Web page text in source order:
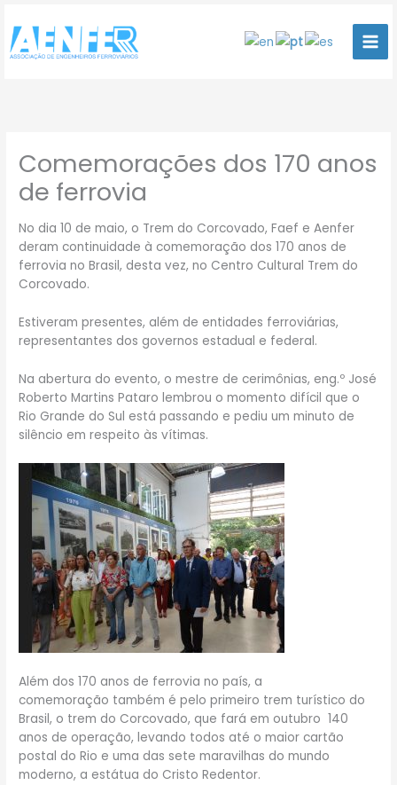
para
conteúdo
Comemorações dos 170 anos
de ferrovia
No dia 10 de maio, o Trem do Corcovado, Faef e Aenfer
deram continuidade à comemoração dos 170 anos de
ferrovia no Brasil, desta vez, no Centro Cultural Trem do
Corcovado.
Estiveram presentes, além de entidades ferroviárias,
representantes dos governos estadual e federal.
Na abertura do evento, o mestre de cerimônias, eng.º José
Roberto Martins Pataro lembrou o momento difícil que o
Rio Grande do Sul está passando e pediu um minuto de
silêncio em respeito às vítimas.
Além dos 170 anos de ferrovia no país, a
comemoração também é pelo primeiro trem turístico do
Brasil, o trem do Corcovado, que fará em outubro 140
anos de operação, levando todos até o maior cartão
postal do Rio e uma das sete maravilhas do mundo
moderno, a estátua do Cristo Redentor.